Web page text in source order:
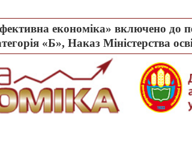
економіка» включено до
«Б», Наказ Міністерства